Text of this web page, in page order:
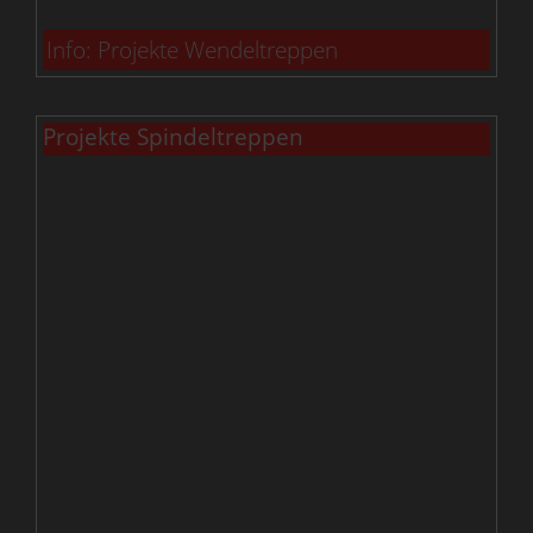
Info: Projekte Wendeltreppen
Projekte Spindeltreppen